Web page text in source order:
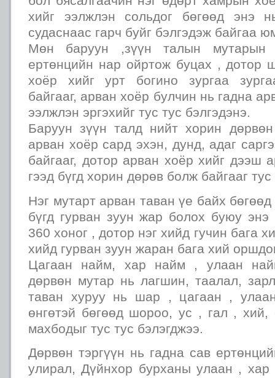
хийг ээлжлэн сольдог бөгөөд энэ
судаснаас гарч буйг бэлгэдэж байгаа
Мөн баруун ,зүүн талын
ертөнцийн нар ойртож буцах , дотор
хоёр хийг урт богино зургаа
байгааг, арван хоёр булчин нь гадна
ээлжлэн эргэхийг тус тус бэлгэдэнэ.
Баруун зүүн талд нийт хорин
арван хоёр сард эхэн, дунд, адаг
байгааг, дотор арван хоёр хийг дээш
гээд бүгд хорин дөрөв болж байгааг тус
Нэг мутарт арван таван үе байх
бүгд гурван зуун жар болох буюу
360 хоног , дотор нэг хийд гучин бага
хийд гурван зуун жаран бага хий
Цагаан найм, хар найм , улаан
дөрвөн мутар нь лагшин, таалал,
таван хуруу нь шар , цагаан ,
өнгөтэй бөгөөд шороо, ус , гал , хий,
махбодыг тус тус бэлэгджээ.
Дөрвөн тэргүүн нь гадна сав
улирал, Дүйнхор бурханы улаан ,